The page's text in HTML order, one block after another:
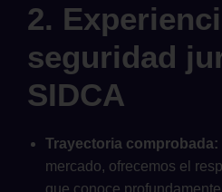
2.
seguridad
SIDCA
Trayectoria comprobada:
mercado, ofrecemos el